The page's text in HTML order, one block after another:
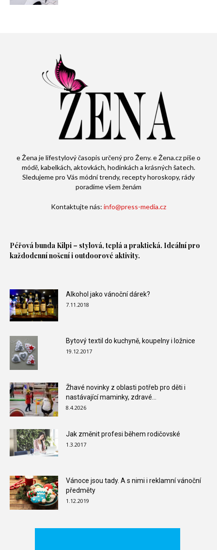
e Žena je lifestylový časopis určený pro Ženy. e Žena.cz píše o
módě, kabelkách, aktovkách, hodinkách a krásných šatech.
Sledujeme pro Vás módní trendy, recepty horoskopy, rády
poradíme všem ženám
Kontaktujte nás: info@press-media.cz
Péřová bunda Kilpi – stylová, teplá a praktická. Ideální pro
každodenní nošení i outdoorové aktivity.
Alkohol jako vánoční dárek?
7.11.2018
Bytový textil do kuchyně, koupelny i ložnice
19.12.2017
Žhavé novinky z oblasti potřeb pro děti i
nastávající maminky, zdravé...
8.4.2026
Jak změnit profesi během rodičovské
1.3.2017
Vánoce jsou tady. A s nimi i reklamní vánoční
předměty
1.12.2019